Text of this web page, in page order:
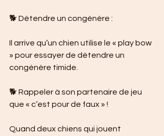
🐕 Détendre un congénère :
Il arrive qu’un chien utilise le « play bow
» pour essayer de détendre un
congénère timide.
🐕 Rappeler à son partenaire de jeu
que « c’est pour de faux » !
Quand deux chiens qui jouent